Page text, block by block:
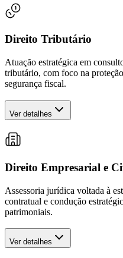
Direito Tributário
Atuação estratégica em
tributário, com foco na
segurança fiscal.
Ver detalhes
Direito Empresarial e
Assessoria jurídica voltada à
contratual e condução
patrimoniais.
Ver detalhes